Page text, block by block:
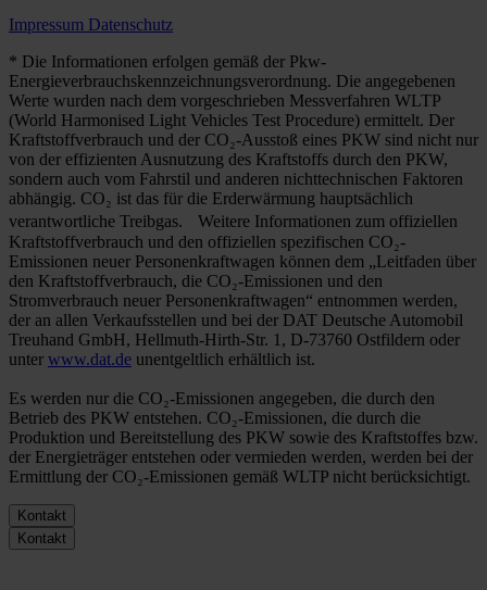
Impressum Datenschutz
* Die Informationen erfolgen gemäß der Pkw-
Energieverbrauchskennzeichnungsverordnung. Die angegebenen
Werte wurden nach dem vorgeschrieben Messverfahren WLTP
(World Harmonised Light Vehicles Test Procedure) ermittelt. Der
Kraftstoffverbrauch und der CO₂-Ausstoß eines PKW sind nicht nur
von der effizienten Ausnutzung des Kraftstoffs durch den PKW,
sondern auch vom Fahrstil und anderen nichttechnischen Faktoren
abhängig. CO₂ ist das für die Erderwärmung hauptsächlich
verantwortliche Treibgas. Weitere Informationen zum offiziellen
Kraftstoffverbrauch und den offiziellen spezifischen CO₂-
Emissionen neuer Personenkraftwagen können dem „Leitfaden über
den Kraftstoffverbrauch, die CO₂-Emissionen und den
Stromverbrauch neuer Personenkraftwagen“ entnommen werden,
der an allen Verkaufsstellen und bei der DAT Deutsche Automobil
Treuhand GmbH, Hellmuth-Hirth-Str. 1, D-73760 Ostfildern oder
unter www.dat.de unentgeltlich erhältlich ist.
Es werden nur die CO₂-Emissionen angegeben, die durch den
Betrieb des PKW entstehen. CO₂-Emissionen, die durch die
Produktion und Bereitstellung des PKW sowie des Kraftstoffes bzw.
der Energieträger entstehen oder vermieden werden, werden bei der
Ermittlung der CO₂-Emissionen gemäß WLTP nicht berücksichtigt.
Kontakt
Kontakt